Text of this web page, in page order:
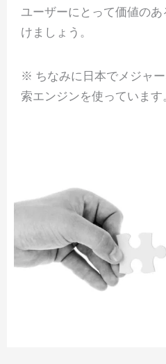
ユーザーにとって価値の
けましょう。
※ ちなみに日本でメジャ
索エンジンを使っています